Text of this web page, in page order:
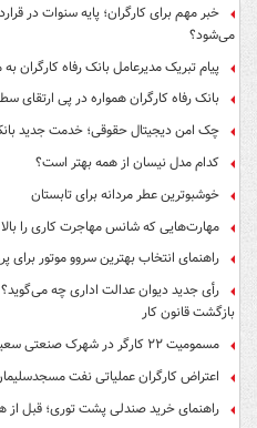
خبر مهم برای کارگران؛ پایه سنوات در
می‌شود؟
پیام تبریک مدیرعامل بانک رفاه کارگران
بانک رفاه کارگران همواره در پی
چک امن دیجیتال حقوقی؛ خدمت جدید
کدام مدل نیسان از همه بهتر است؟
خوشبوترین عطر مردانه برای تابستان
مهارت‌هایی که شانس مهاجرت کاری را
راهنمای انتخاب بهترین سروو موتور برای
رأی جدید دیوان عدالت اداری چه
بازگشت قانون کار
مسمومیت ۲۲ کارگر در شهرک صنعتی سعیدآباد گلپایگان بر اثر نشت گاز کلر
اعتراض کارگران عملیاتی نفت
راهنمای خرید صندلی پشت توری؛ قبل از